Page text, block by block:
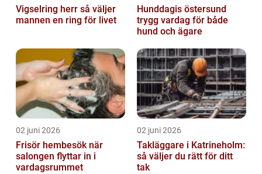
Vigselring herr så väljer
mannen en ring för livet
Hunddagis östersund
trygg vardag för både
hund och ägare
02 juni 2026
Frisör hembesök när
salongen flyttar in i
vardagsrummet
02 juni 2026
Takläggare i Katrineholm:
så väljer du rätt för ditt
tak